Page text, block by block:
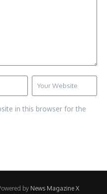
in this browser for the
by News Magazine X